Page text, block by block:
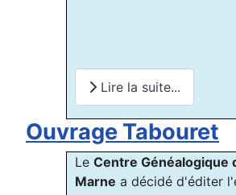
Lire la suite...
Ouvrage Tabouret
Le Centre Généalogique
Marne a décidé d'éditer